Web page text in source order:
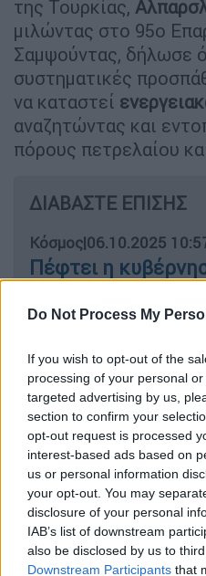
Do Not Process My
If you wish to opt-out of the
processing of your personal
targeted advertising by us,
section to confirm your
opt-out request is processed
interest-based ads based on
us or personal information
your opt-out. You may
disclosure of your personal
IAB’s list of downstream
also be disclosed by us to
Downstream Participants that
της Τουρκίας,
μιλώντας στο 95ο
Σαμψούντας, δήλωσε
συστηματικές
να καταστεί
αναζητώντας και
πόρους πετρελαίου
ΔΙΑΒΑΣΤΕ ΕΠΙΣΗΣ
Κόσμος|06.10.2025
Πέφτει η
Σεμπαστιάν
«Η Τουρκία έχει
μεγαλύτερο στόλο
υπογράμμισε ο
Ο εθνικός στόλος
νέο πεδίο στη
Η Άγκυρα -δια